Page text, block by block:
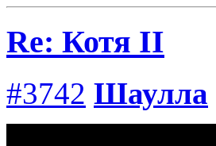
Re: Котя II
#3742 Шаулла